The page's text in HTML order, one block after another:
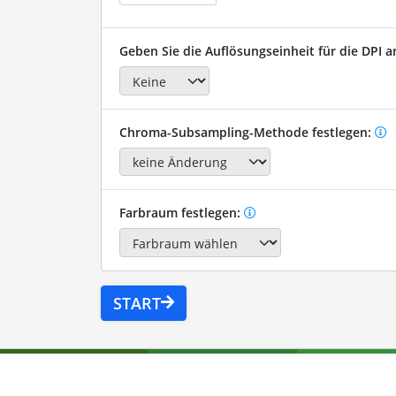
Geben Sie die Auflösungseinheit für die DPI
Chroma-Subsampling-Methode festlegen:
Farbraum festlegen:
START